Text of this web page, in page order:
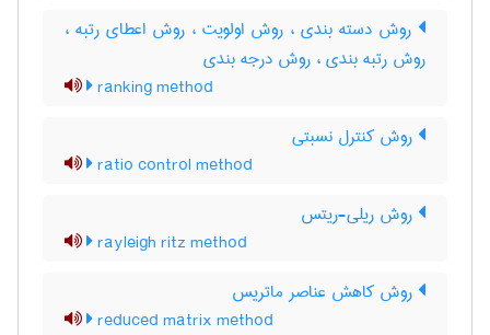
روش دسته بندی ، روش اولویت ، روش اعطای رتبه ،
روش رتبه بندی ، روش درجه بندی
ranking method
روش کنترل نسبتی
ratio control method
روش ریلی-ریتس
rayleigh ritz method
روش کاهش عناصر ماتریس
reduced matrix method